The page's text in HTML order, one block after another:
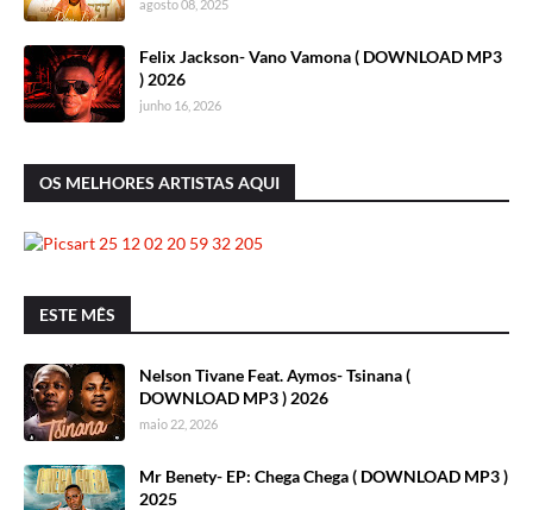
agosto 08, 2025
Felix Jackson- Vano Vamona ( DOWNLOAD MP3
) 2026
junho 16, 2026
OS MELHORES ARTISTAS AQUI
ESTE MÊS
Nelson Tivane Feat. Aymos- Tsinana (
DOWNLOAD MP3 ) 2026
maio 22, 2026
Mr Benety- EP: Chega Chega ( DOWNLOAD MP3 )
2025